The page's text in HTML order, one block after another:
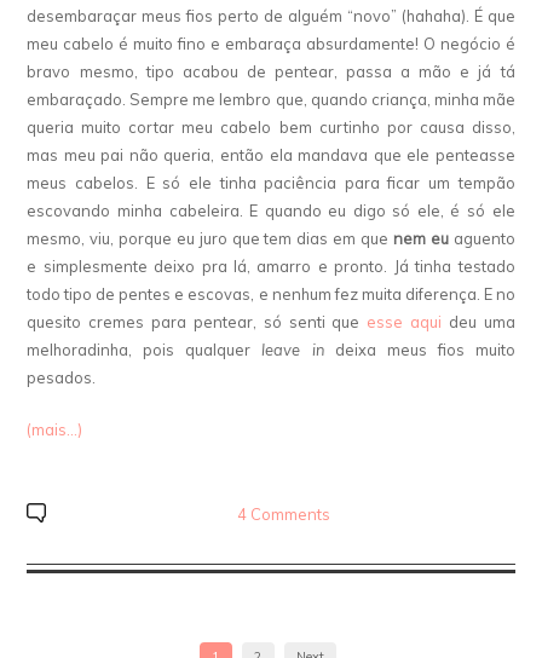
desembaraçar meus fios perto de alguém “novo” (hahaha). É que
meu cabelo é muito fino e embaraça absurdamente! O negócio é
bravo mesmo, tipo acabou de pentear, passa a mão e já tá
embaraçado. Sempre me lembro que, quando criança, minha mãe
queria muito cortar meu cabelo bem curtinho por causa disso,
mas meu pai não queria, então ela mandava que ele penteasse
meus cabelos. E só ele tinha paciência para ficar um tempão
escovando minha cabeleira. E quando eu digo só ele, é só ele
mesmo, viu, porque eu juro que tem dias em que nem euaguento
e simplesmente deixo pra lá, amarro e pronto. Já tinha testado
todo tipo de pentes e escovas, e nenhum fez muita diferença. E no
quesito cremes para pentear, só senti que esse aqui deu uma
melhoradinha, pois qualquerleave indeixa meus fios muito
pesados.
(mais…)
4 Comments